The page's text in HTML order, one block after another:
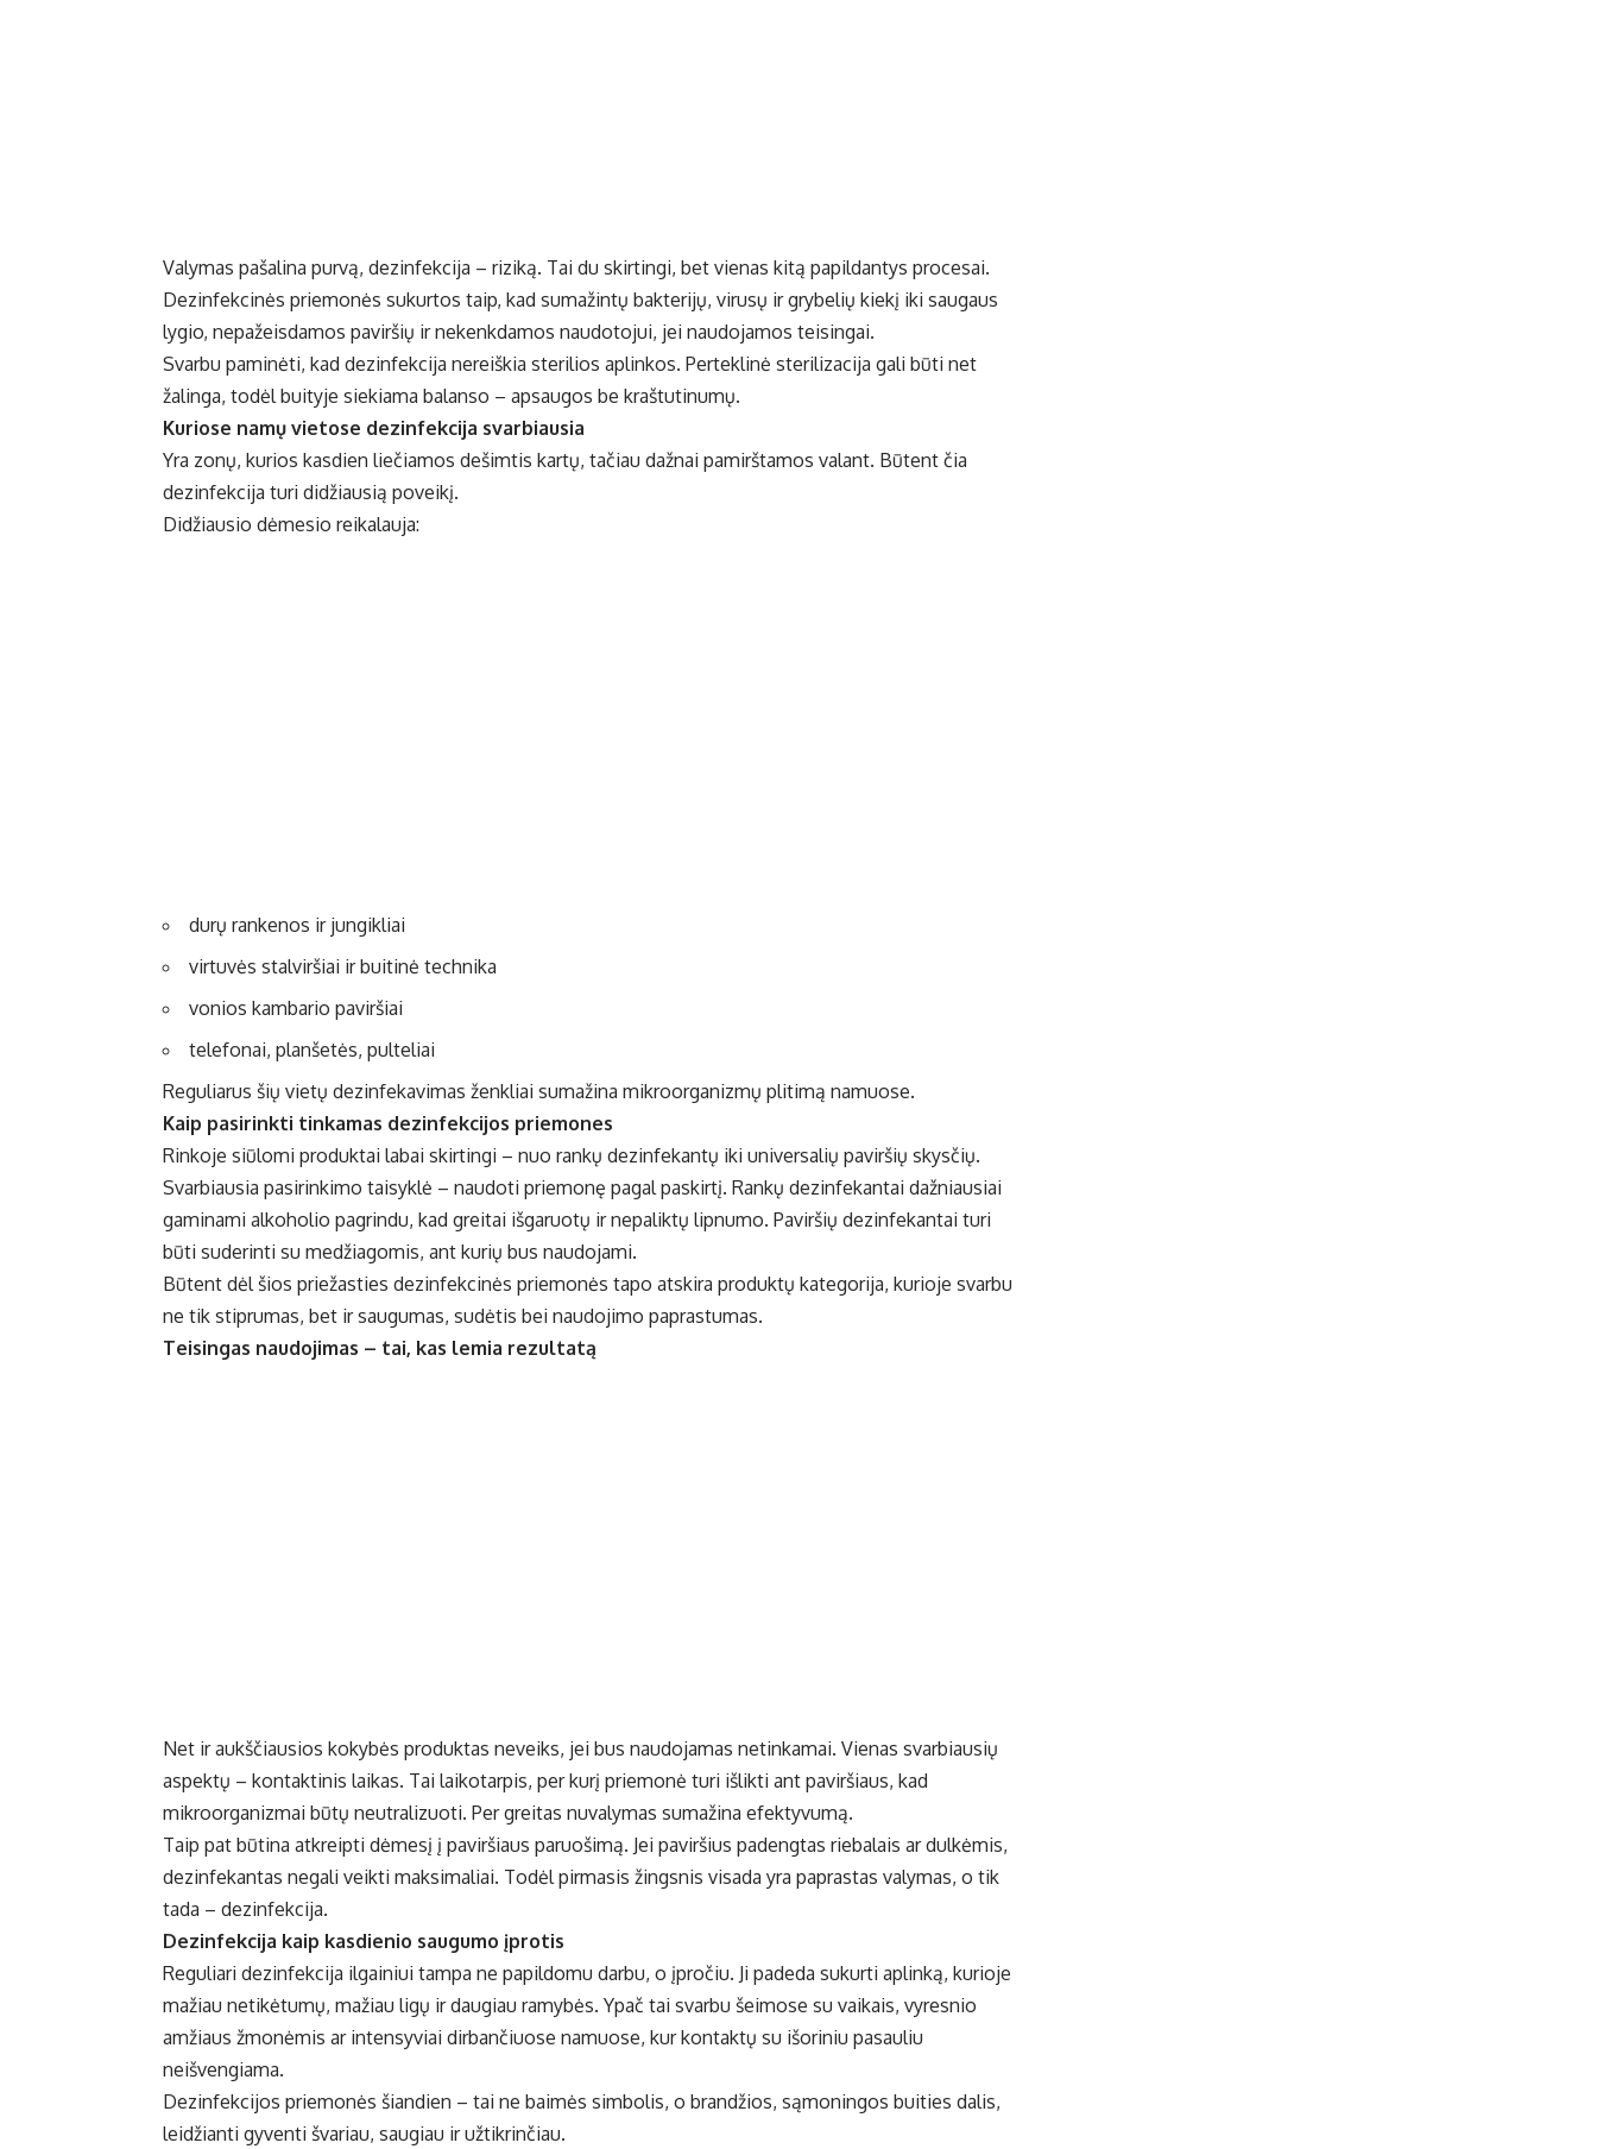
Valymas pašalina purvą, dezinfekcija – riziką. Tai du skirtingi, bet vienas kitą papildantys procesai.
Dezinfekcinės priemonės sukurtos taip, kad sumažintų bakterijų, virusų ir grybelių kiekį iki saugaus
lygio, nepažeisdamos paviršių ir nekenkdamos naudotojui, jei naudojamos teisingai.
Svarbu paminėti, kad dezinfekcija nereiškia sterilios aplinkos. Perteklinė sterilizacija gali būti net
žalinga, todėl buityje siekiama balanso – apsaugos be kraštutinumų.
Kuriose namų vietose dezinfekcija svarbiausia
Yra zonų, kurios kasdien liečiamos dešimtis kartų, tačiau dažnai pamirštamos valant. Būtent čia
dezinfekcija turi didžiausią poveikį.
Didžiausio dėmesio reikalauja:
durų rankenos ir jungikliai
virtuvės stalviršiai ir buitinė technika
vonios kambario paviršiai
telefonai, planšetės, pulteliai
Reguliarus šių vietų dezinfekavimas ženkliai sumažina mikroorganizmų plitimą namuose.
Kaip pasirinkti tinkamas dezinfekcijos priemones
Rinkoje siūlomi produktai labai skirtingi – nuo rankų dezinfekantų iki universalių paviršių skysčių.
Svarbiausia pasirinkimo taisyklė – naudoti priemonę pagal paskirtį. Rankų dezinfekantai dažniausiai
gaminami alkoholio pagrindu, kad greitai išgaruotų ir nepaliktų lipnumo. Paviršių dezinfekantai turi
būti suderinti su medžiagomis, ant kurių bus naudojami.
Būtent dėl šios priežasties dezinfekcinės priemonės tapo atskira produktų kategorija, kurioje svarbu
ne tik stiprumas, bet ir saugumas, sudėtis bei naudojimo paprastumas.
Teisingas naudojimas – tai, kas lemia rezultatą
Net ir aukščiausios kokybės produktas neveiks, jei bus naudojamas netinkamai. Vienas svarbiausių
aspektų – kontaktinis laikas. Tai laikotarpis, per kurį priemonė turi išlikti ant paviršiaus, kad
mikroorganizmai būtų neutralizuoti. Per greitas nuvalymas sumažina efektyvumą.
Taip pat būtina atkreipti dėmesį į paviršiaus paruošimą. Jei paviršius padengtas riebalais ar dulkėmis,
dezinfekantas negali veikti maksimaliai. Todėl pirmasis žingsnis visada yra paprastas valymas, o tik
tada – dezinfekcija.
Dezinfekcija kaip kasdienio saugumo įprotis
Reguliari dezinfekcija ilgainiui tampa ne papildomu darbu, o įpročiu. Ji padeda sukurti aplinką, kurioje
mažiau netikėtumų, mažiau ligų ir daugiau ramybės. Ypač tai svarbu šeimose su vaikais, vyresnio
amžiaus žmonėmis ar intensyviai dirbančiuose namuose, kur kontaktų su išoriniu pasauliu
neišvengiama.
Dezinfekcijos priemonės šiandien – tai ne baimės simbolis, o brandžios, sąmoningos buities dalis,
leidžianti gyventi švariau, saugiau ir užtikrinčiau.